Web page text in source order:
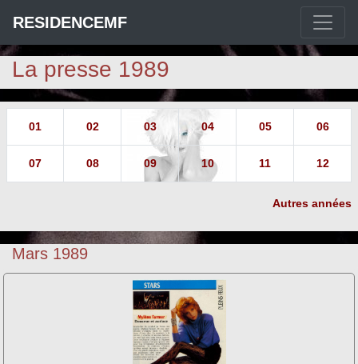
RESIDENCEMF
La presse 1989
01 02 03 04 05 06
07 08 09 10 11 12
Autres années
Mars 1989